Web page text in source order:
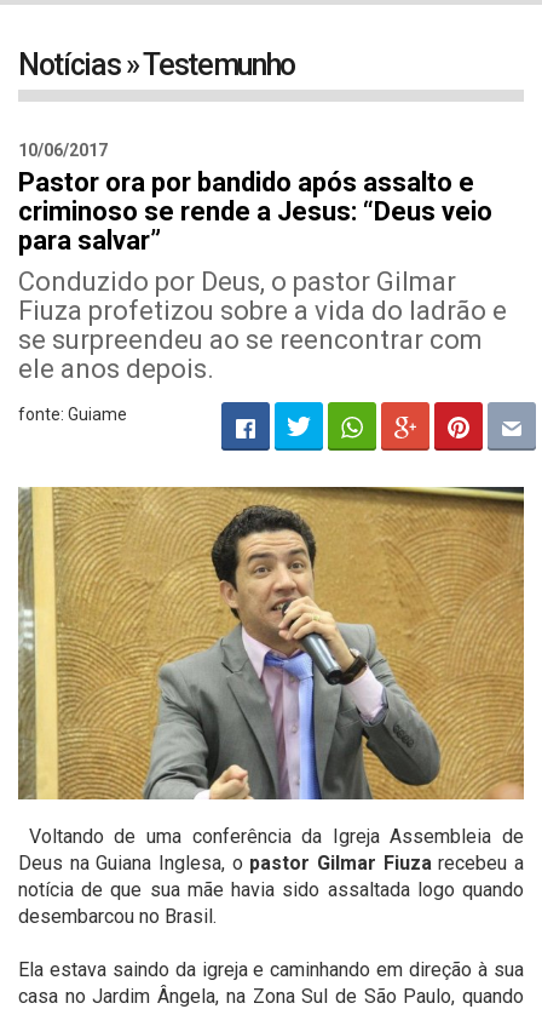
Notícias » Testemunho
10/06/2017
Pastor ora por bandido após assalto e
criminoso se rende a Jesus: “Deus veio
para salvar”
Conduzido por Deus, o pastor Gilmar
Fiuza profetizou sobre a vida do ladrão e
se surpreendeu ao se reencontrar com
ele anos depois.
fonte: Guiame
Voltando de uma conferência da Igreja Assembleia de
Deus na Guiana Inglesa, o pastor Gilmar Fiuzarecebeu a
notícia de que sua mãe havia sido assaltada logo quando
desembarcou no Brasil.
Ela estava saindo da igreja e caminhando em direção à sua
casa no Jardim Ângela, na Zona Sul de São Paulo, quando